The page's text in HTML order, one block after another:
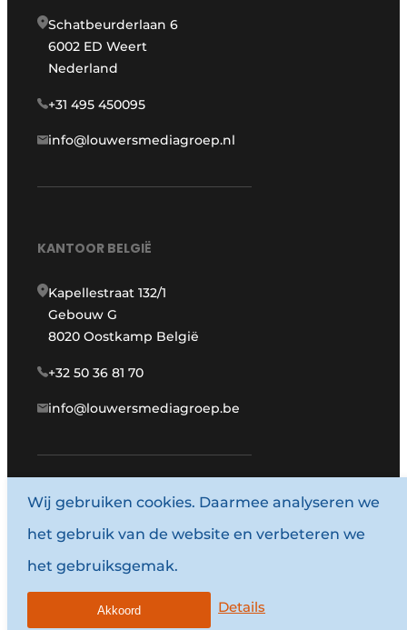
Schatbeurderlaan 6
6002 ED Weert
Nederland
+31 495 450095
info@louwersmediagroep.nl
KANTOOR BELGIË
Kapellestraat 132/1
Gebouw G
8020 Oostkamp België
+32 50 36 81 70
info@louwersmediagroep.be
www.louwersmediagroep.com
© 1987 - 2026 Louwersmediagroep.
Algemene voorwaarden
Wij gebruiken cookies. Daarmee analyseren we
het gebruik van de website en verbeteren we
het gebruiksgemak.
Details
Akkoord